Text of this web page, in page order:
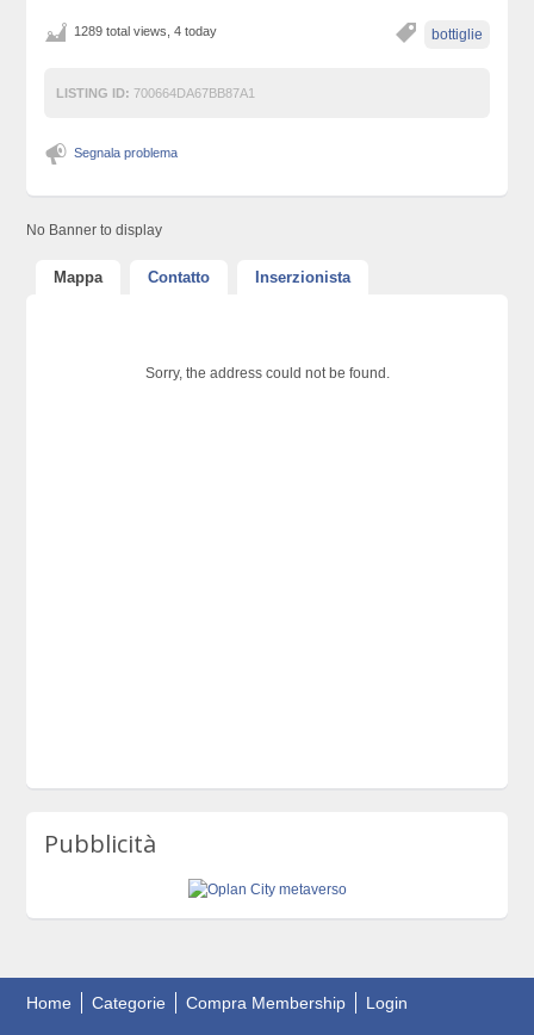
bottiglie
1289 total views, 4 today
LISTING ID: 700664DA67BB87A1
Segnala problema
No Banner to display
Mappa Contatto Inserzionista
Sorry, the address could not be found.
Pubblicità
Home Categorie Compra Membership Login